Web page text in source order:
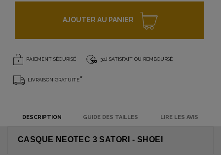
AJOUTER AU PANIER
PAIEMENT SÉCURISÉ 30J SATISFAIT OU REMBOURSÉ
LIVRAISON GRATUITE*
DESCRIPTION GUIDE DES TAILLES LIRE LES AVIS
CASQUE NEOTEC 3 SATORI - SHOEI